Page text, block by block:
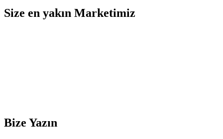
Size en yakın Marketimiz
Bize Yazın